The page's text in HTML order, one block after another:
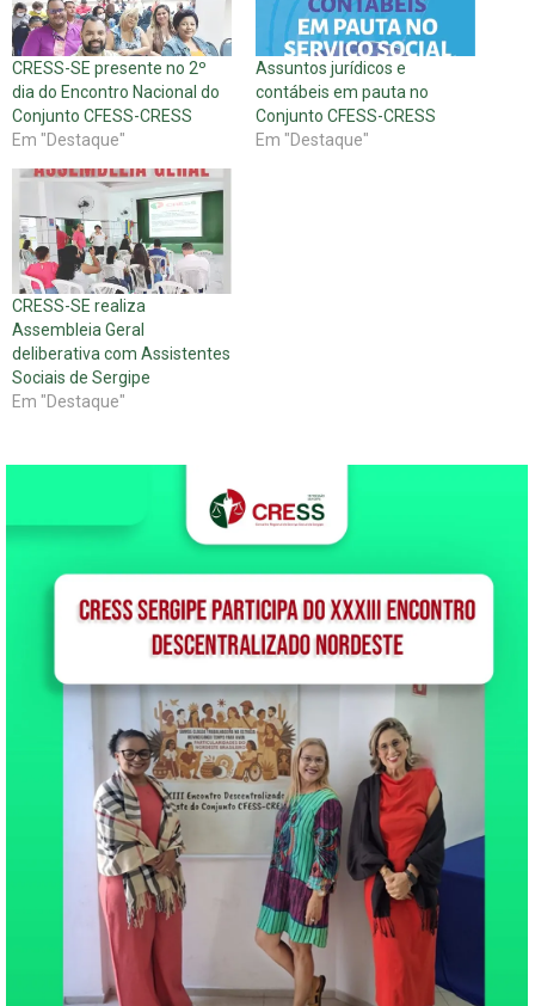
CRESS-SE presente no 2º
dia do Encontro Nacional do
Conjunto CFESS-CRESS
Em "Destaque"
Assuntos jurídicos e
contábeis em pauta no
Conjunto CFESS-CRESS
Em "Destaque"
CRESS-SE realiza
Assembleia Geral
deliberativa com Assistentes
Sociais de Sergipe
Em "Destaque"